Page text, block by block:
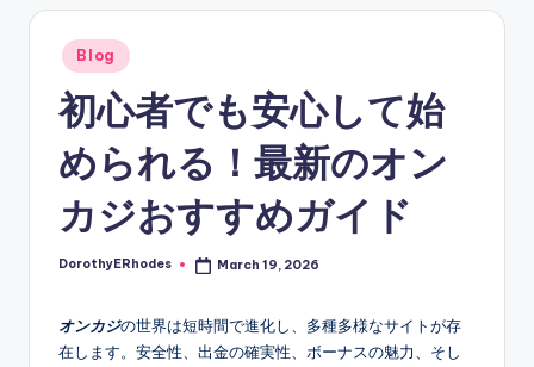
full
spectrum
blog
Posted
in
Blog
初心者でも安心して始
められる！最新のオン
カジおすすめガイド
Posted
DorothyERhodes March 19, 2026
オンカジの世界は短時間で進化し、多種多様なサイトが存
在します。安全性、出金の確実性、ボーナスの魅力、そし